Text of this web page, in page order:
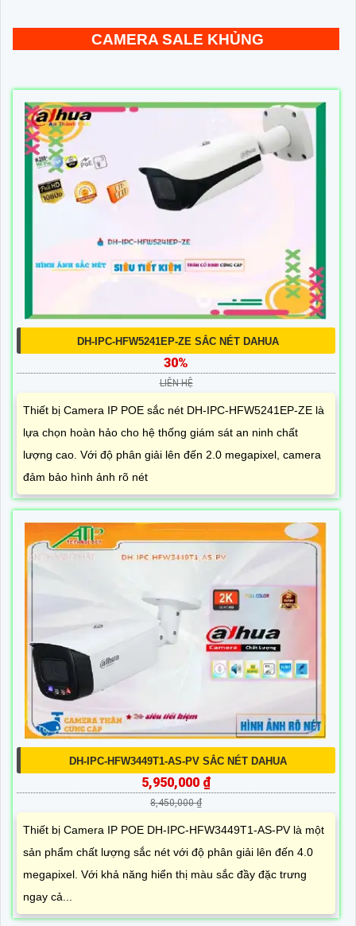
CAMERA SALE KHỦNG
DH-IPC-HFW5241EP-ZE SẮC NÉT DAHUA
30%
LIÊN HỆ
Thiết bị Camera IP POE sắc nét DH-IPC-HFW5241EP-ZE là
lựa chọn hoàn hảo cho hệ thống giám sát an ninh chất
lượng cao. Với độ phân giải lên đến 2.0 megapixel, camera
đảm bảo hình ảnh rõ nét
DH-IPC-HFW3449T1-AS-PV SẮC NÉT DAHUA
5,950,000 ₫
8,450,000 ₫
Thiết bị Camera IP POE DH-IPC-HFW3449T1-AS-PV là một
sản phẩm chất lượng sắc nét với độ phân giải lên đến 4.0
megapixel. Với khả năng hiển thị màu sắc đầy đặc trưng
ngay cả...